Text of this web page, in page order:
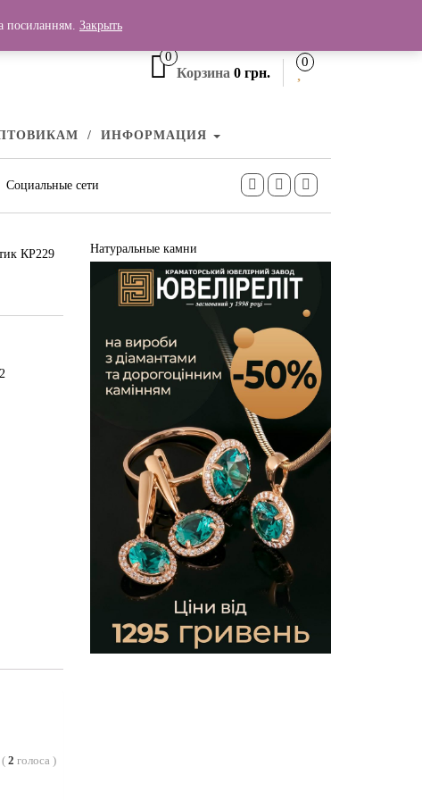
0
Корзина 0 грн.
0
ИНФОРМАЦИЯ
Социальные сети
КР229
( 2 голоса )
Натуральные камни
посиланням. Закрыть